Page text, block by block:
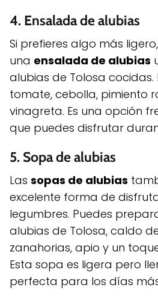
4. Ensalada de alubias
Si prefieres algo más
una ensalada de alubias
alubias de Tolosa cocidas.
tomate, cebolla, pimiento
vinagreta. Es una opción
que puedes disfrutar
5. Sopa de alubias
Las sopas de alubias
excelente forma de
legumbres. Puedes
alubias de Tolosa, caldo
zanahorias, apio y un
Esta sopa es ligera pero
perfecta para los días